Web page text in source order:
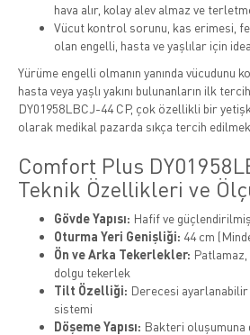
hava alır, kolay alev almaz ve
Vücut kontrol sorunu, kas erimesi,
olan engelli, hasta ve yaşlılar için
Yürüme engelli olmanın yanında vücudunu
hasta veya yaşlı yakını bulunanların ilk
DY01958LBCJ-44 CP, çok özellikli bir
olarak medikal pazarda sıkça tercih
Comfort Plus
Teknik Özellikleri ve
Gövde Yapısı: Hafif ve
Oturma Yeri Genişliği: 44 cm
Ön ve Arka Tekerlekler: Patlamaz,
dolgu tekerlek
Tilt Özelliği: Derecesi
sistemi
Döşeme Yapısı: Bakteri oluşumuna